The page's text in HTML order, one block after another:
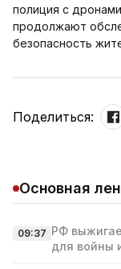
полиция с
продолжают
безопасность
Поделиться:
Основная
09:37 РФ
для войны